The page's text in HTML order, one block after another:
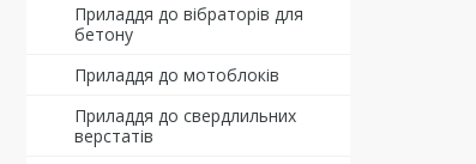
Приладдя до вібраторів для
бетону
Приладдя до мотоблоків
Приладдя до свердлильних
верстатів